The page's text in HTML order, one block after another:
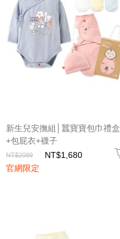
新生兒安撫組│蠶寶寶包巾禮盒
+包屁衣+襪子
NT$2089
NT$1,680
官網限定